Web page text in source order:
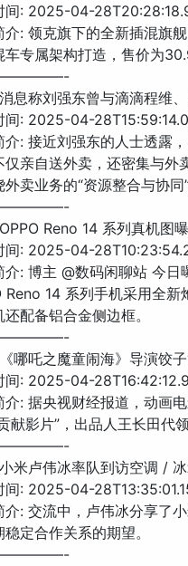
间: 2025-04-
介: 领克旗下的全新插混旗
车专属架构打造，售价为
息称刘强东曾与滴滴程维
间: 2025-04-
介: 接近刘强东的人士透露
仅亲自送外卖，还密集与外
卖业务的“资源整合与协同”
Reno 14 系列真机图
间: 2025-04-
介: 博主 @数码闲聊站 今日
Reno 14 系列手机采用全
还配备铝合金侧边框。
哪吒之魔童闹海》导演饺
间: 2025-04-
介: 据央视财经报道，动画
献影片”，出品人王长田代
米卢伟冰率队到访空调 /
间: 2025-04-
介: 交流中，卢伟冰分享了
稳定合作关系的期望。